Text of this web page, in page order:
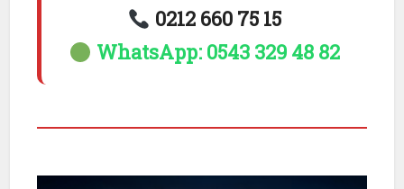
0212 660 75 15
WhatsApp: 0543 329 48 82